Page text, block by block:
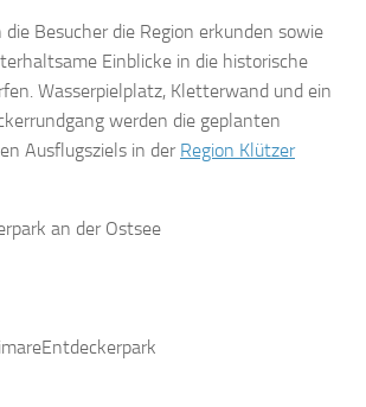
Besucher die Region erkunden sowie
Einblicke in die historische
Wasserpielplatz, Kletterwand und ein
werden die geplanten
Ausflugsziels in der Region Klützer
an der Ostsee